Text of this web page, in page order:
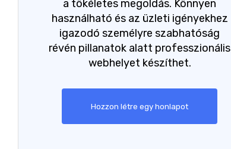
a tökéletes megoldás. Könnyen
használható és az üzleti igényekhez
igazodó személyre szabhatóság
révén pillanatok alatt professzionális
webhelyet készíthet.
Hozzon létre egy honlapot